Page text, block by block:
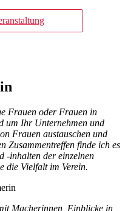
Frauen oder Frauen in
um Ihr Unternehmen und
Frauen austauschen und
Zusammentreffen finde ich es
-inhalten der einzelnen
die Vielfalt im Verein.
Macherinnen, Einblicke in